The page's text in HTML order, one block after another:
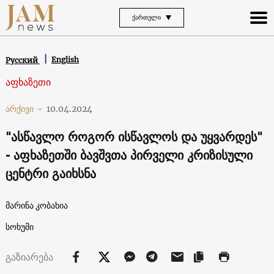
ᲥᲐᲠᲗᲣᲚᲘ
Русский English
აფხაზეთი
არქივი - 10.04.2024
"ასწავლო როგორ ისწავლოს და უყვარდეს"
- აფხაზეთში ბავშვთა პირველი კრიზისული
ცენტრი გაიხსნა
მარინა კობახია
სოხუმი
გაზიარება